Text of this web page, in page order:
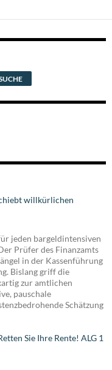
willkürlichen
jeden bargeldintensiven
Prüfer des Finanzamts
in der Kassenführung
Bislang griff die
zur amtlichen
pauschale
Schätzung
Sie Ihre Rente! ALG 1